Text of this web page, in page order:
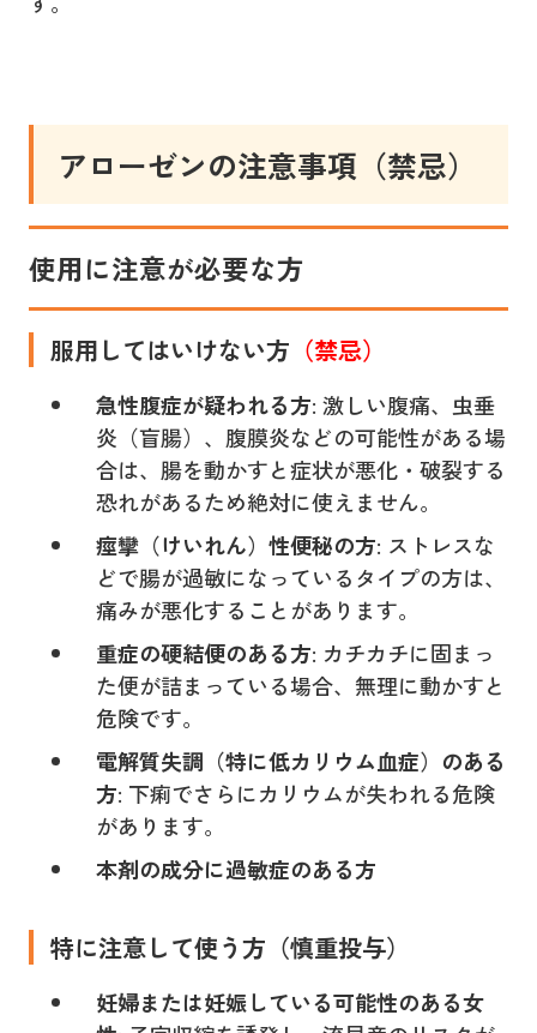
アローゼンの注意事項（禁忌）
使用に注意が必要な方
服用してはいけない方 （禁忌）
急性腹症が疑われる方: 激しい腹痛、虫垂
炎（盲腸）、腹膜炎などの可能性がある場
合は、腸を動かすと症状が悪化・破裂する
恐れがあるため絶対に使えません。
痙攣（けいれん）性便秘の方: ストレスな
どで腸が過敏になっているタイプの方は、
痛みが悪化することがあります。
重症の硬結便のある方: カチカチに固まっ
た便が詰まっている場合、無理に動かすと
危険です。
電解質失調（特に低カリウム血症）のある
方: 下痢でさらにカリウムが失われる危険
があります。
本剤の成分に過敏症のある方
特に注意して使う方（慎重投与）
妊婦または妊娠している可能性のある女